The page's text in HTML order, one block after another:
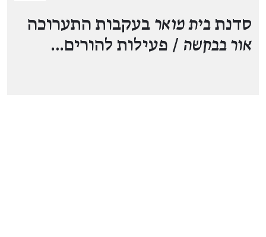
סדנת בית מואר בעקבות התערוכה
אור בבקשה / פעילות להורים…